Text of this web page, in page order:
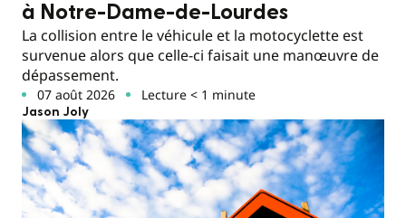
à Notre-Dame-de-Lourdes
La collision entre le véhicule et la motocyclette est
survenue alors que celle-ci faisait une manœuvre de
dépassement.
07 août 2026 Lecture < 1 minute
Jason Joly